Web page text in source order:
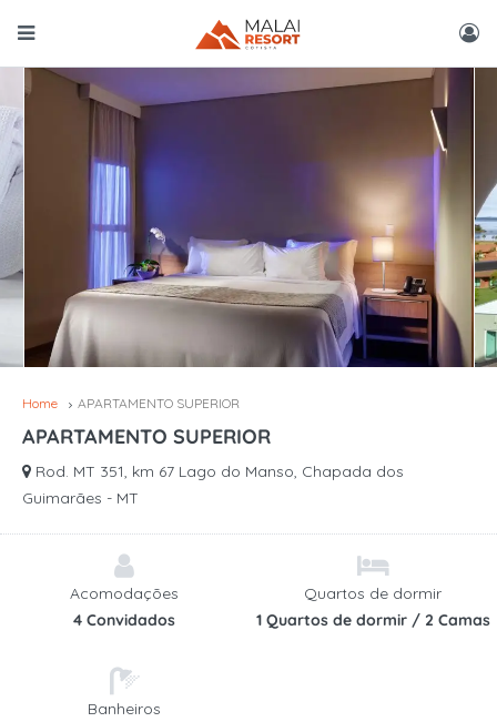
Home APARTAMENTO SUPERIOR
APARTAMENTO SUPERIOR
Rod. MT 351, km 67 Lago do Manso, Chapada dos
Guimarães - MT
Acomodações
4 Convidados
Quartos de dormir
1 Quartos de dormir / 2 Camas
Banheiros